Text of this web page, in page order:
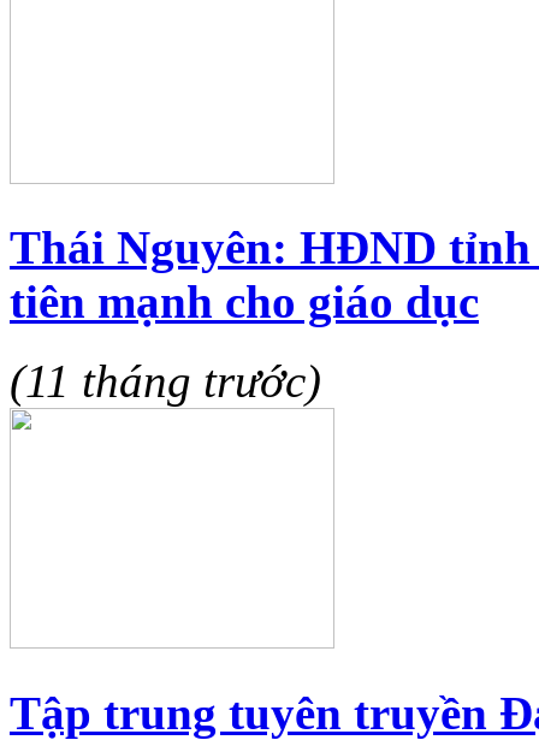
Thái Nguyên: HĐND
tiên mạnh cho giáo dục
(11 tháng trước)
Tập trung tuyên truyền